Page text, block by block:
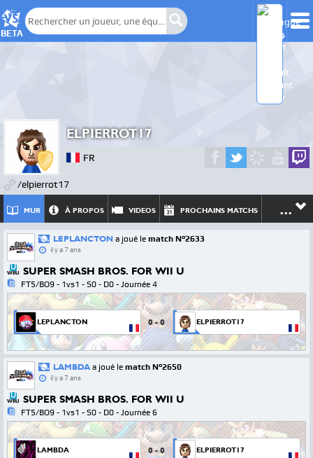
BETA
ELPIERROT17
/elpierrot17
FR
MUR À PROPOS VIDEOS PROCHAINS MATCHS ...
LEPLANCTON a joué le match N°2633
il y a 7 ans
WIIU SUPER SMASH BROS. FOR WII U
FT5/BO9 - 1vs1 - S0 - D0 - Journée 4
LEPLANCTON 0-0 ELPIERROT17
LAMBDA a joué le match N°2650
il y a 7 ans
WIIU SUPER SMASH BROS. FOR WII U
FT5/BO9 - 1vs1 - S0 - D0 - Journée 6
LAMBDA 0-0 ELPIERROT17